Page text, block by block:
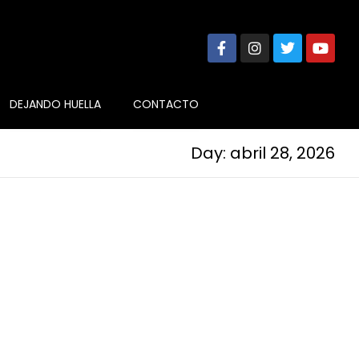
DEJANDO HUELLA CONTACTO
Day: abril 28, 2026